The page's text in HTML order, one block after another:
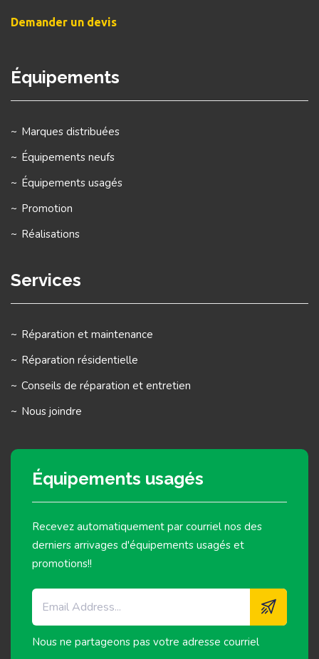
Demander un devis
Équipements
Marques distribuées
Équipements neufs
Équipements usagés
Promotion
Réalisations
Services
Réparation et maintenance
Réparation résidentielle
Conseils de réparation et entretien
Nous joindre
Équipements usagés
Recevez automatiquement par courriel nos des
derniers arrivages d'équipements usagés et
promotions!!
Nous ne partageons pas votre adresse courriel